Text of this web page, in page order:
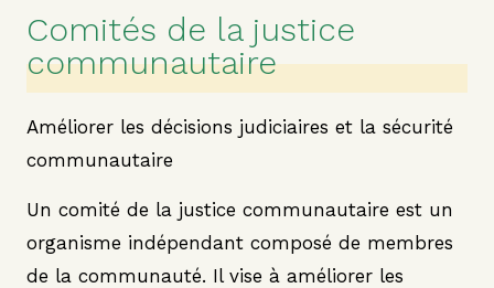
Comités de la justice
communautaire
Améliorer les décisions judiciaires et la sécurité
communautaire
Un comité de la justice communautaire est un
organisme indépendant composé de membres
de la communauté. Il vise à améliorer les